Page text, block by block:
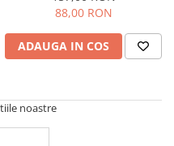
88,00 RON
ADAUGA IN COS
noastre